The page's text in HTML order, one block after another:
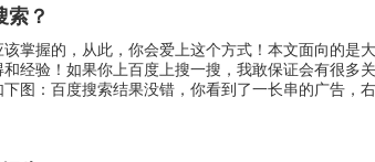
索？
掌握的，从此，你会爱上这个方式！本文面向的是
经验！如果你上百度上搜一搜，我敢保证会有很多
图：百度搜索结果没错，你看到了一长串的广告，右